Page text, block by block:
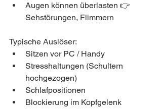
Augen können überlasten 👉
Sehstörungen, Flimmern
Typische Auslöser:
Sitzen vor PC / Handy
Stresshaltungen (Schultern
hochgezogen)
Schlafpositionen
Blockierung im Kopfgelenk